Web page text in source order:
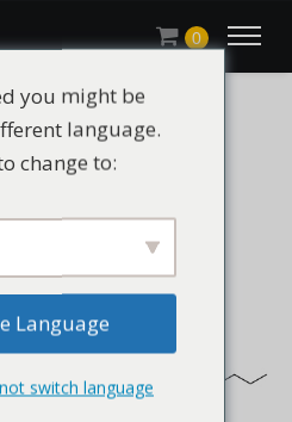
0
you might be
language.
change to:
Language
switch language